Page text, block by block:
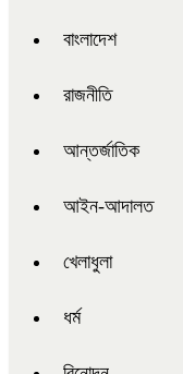
বাংলাদেশ
রাজনীতি
আন্তর্জাতিক
আইন-আদালত
খেলাধুলা
ধর্ম